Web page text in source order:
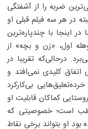
ضربه را از آشفتگی
در هر سه فیلم قبلی او
اینجا با چندپاره‌ترین
اول، «زن و بچه» از
درحالی‌که تقریبا در
اتفاق کلیدی نمی‌افتد و
بی‌کارکرد
کماکان قابلیت او
است؛ خصوصیتی که
او بتواند برخی نقاط